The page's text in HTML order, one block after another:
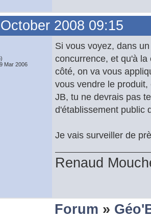
2008 09:15
Mar 2006
Si vous voyez, dans
concurrence, et qu'à
côté, on va vous
vous vendre le
JB, tu ne devrais pas
d'établissement public
Je vais surveiller de
Renaud
Forum »